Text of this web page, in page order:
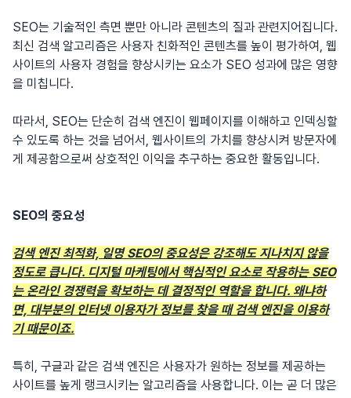
SEO는 기술적인 측면 뿐만 아니라 콘텐츠의 질과 관련지어집니다.
최신 검색 알고리즘은 사용자 친화적인 콘텐츠를 높이 평가하여, 웹
사이트의 사용자 경험을 향상시키는 요소가 SEO 성과에 많은 영향
을 미칩니다.
따라서, SEO는 단순히 검색 엔진이 웹페이지를 이해하고 인덱싱할
수 있도록 하는 것을 넘어서, 웹사이트의 가치를 향상시켜 방문자에
게 제공함으로써 상호적인 이익을 추구하는 중요한 활동입니다.
SEO의 중요성
검색 엔진 최적화, 일명 SEO의 중요성은 강조해도 지나치지 않을
정도로 큽니다. 디지털 마케팅에서 핵심적인 요소로 작용하는 SEO
는 온라인 경쟁력을 확보하는 데 결정적인 역할을 합니다. 왜냐하
면, 대부분의 인터넷 이용자가 정보를 찾을 때 검색 엔진을 이용하
기 때문이죠.
특히, 구글과 같은 검색 엔진은 사용자가 원하는 정보를 제공하는
사이트를 높게 랭크시키는 알고리즘을 사용합니다. 이는 곧 더 많은